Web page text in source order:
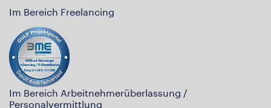
Im Bereich Freelancing
Im Bereich Arbeitnehmerüberlassung /
Personalvermittlung